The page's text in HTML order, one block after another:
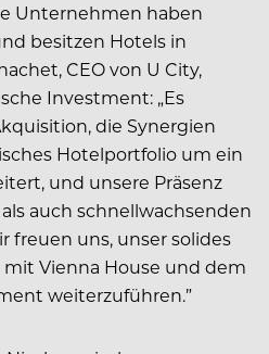
Unternehmen haben
besitzen Hotels in
CEO von U City,
Investment: „Es
die Synergien
Hotelportfolio um ein
und unsere Präsenz
auch schnellwachsenden
freuen uns, unser solides
Vienna House und dem
weiterzuführen.”